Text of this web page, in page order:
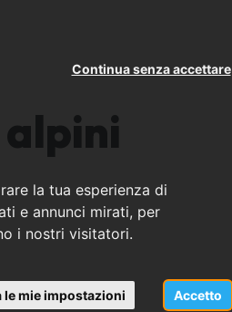
la tua esperienza di
e annunci mirati, per
i nostri visitatori.
Accetto
Continua senza accettare
le mie impostazioni
da